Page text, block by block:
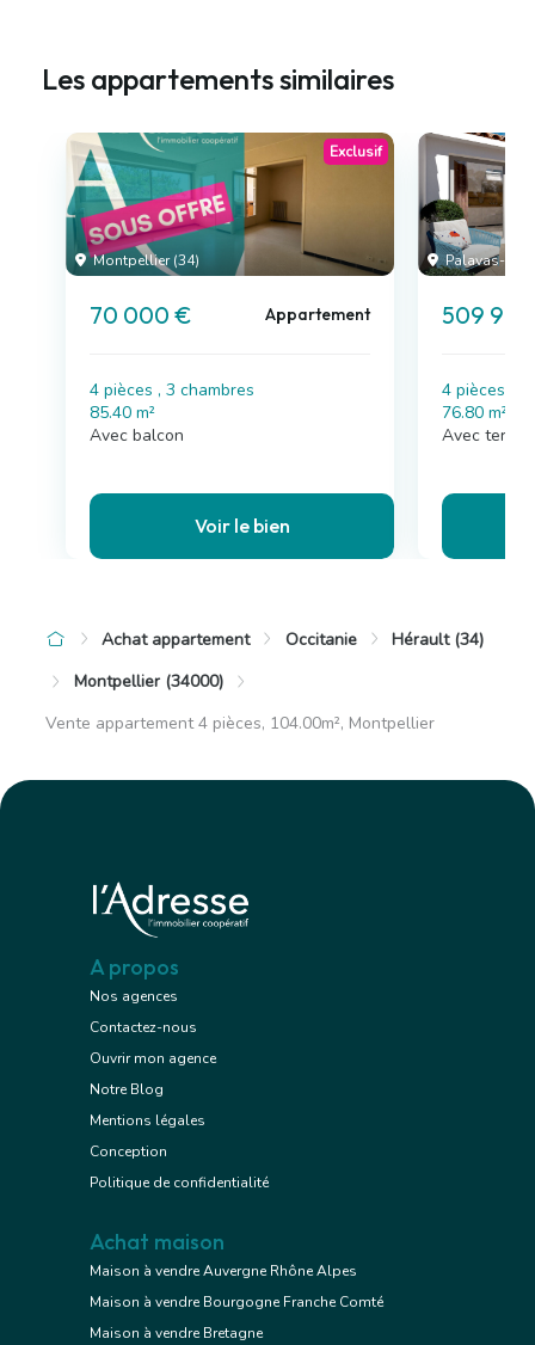
Les appartements similaires
Montpellier (34)
Exclusif
70 000 € Appartement
4 pièces , 3 chambres
85.40 m²
Avec balcon
Voir le bien
Palavas-les-
509
4 pièces , 3
76.80 m²
Avec
Achat appartement Occitanie
Hérault (34)
Montpellier (34000)
Vente appartement 4 pièces, 104.00m², Montpellier
A propos
Nos agences
Contactez-nous
Ouvrir mon agence
Notre Blog
Mentions légales
Conception
Politique de confidentialité
Achat maison
Maison à vendre Auvergne Rhône Alpes
Maison à vendre Bourgogne Franche Comté
Maison à vendre Bretagne